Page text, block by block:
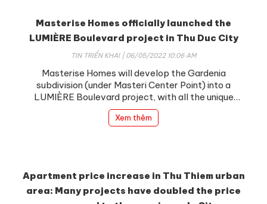
Masterise Homes officially launched the
LUMIÈRE Boulevard project in Thu Duc City
TIN TRIỂN KHAI | 06/05/2022 10:06 AM
Masterise Homes will develop the Gardenia
subdivision (under Masteri Center Point) into a
LUMIÈRE Boulevard project, with all the unique
benefits of a luxury project.
Xem thêm
Apartment price increase in Thu Thiem urban
area: Many projects have doubled the price